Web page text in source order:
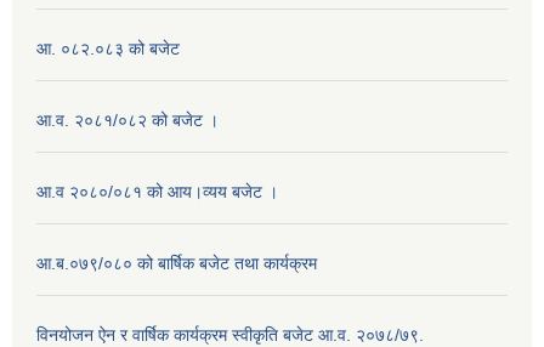
आ. ०८२.०८३ को बजेट
आ.व. २०८१/०८२ को बजेट ।
आ.व २०८०/०८१ को आय।व्यय बजेट ।
आ.ब.०७९/०८० को बार्षिक बजेट तथा कार्यक्रम
विनयोजन ऐन र वार्षिक कार्यक्रम स्वीकृति बजेट आ.व. २०७८/७९.